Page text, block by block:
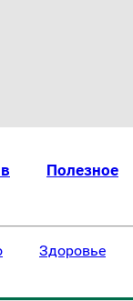
Полезное
Здоровье